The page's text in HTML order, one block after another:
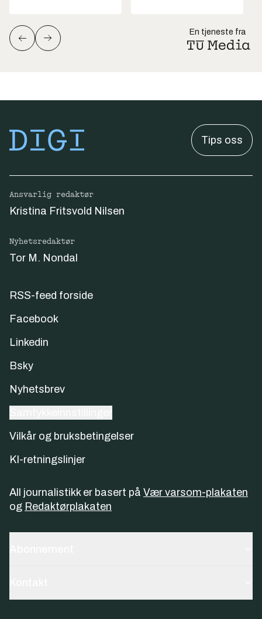
En tjeneste fra
Tips oss
Ansvarlig redaktør
Kristina Fritsvold Nilsen
Nyhetsredaktør
Tor M. Nondal
RSS-feed forside
Facebook
Linkedin
Bsky
Nyhetsbrev
Vilkår og bruksbetingelser
KI-retningslinjer
All journalistikk er basert på Vær varsom-plakaten
og Redaktørplakaten